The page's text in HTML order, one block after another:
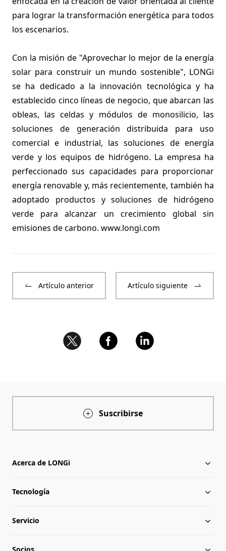
para lograr la transformación energética para todos
los escenarios.
Con la misión de "Aprovechar lo mejor de la energía
solar para construir un mundo sostenible", LONGi
se ha dedicado a la innovación tecnológica y ha
establecido cinco líneas de negocio, que abarcan las
obleas, las celdas y módulos de monosilicio, las
soluciones de generación distribuida para uso
comercial e industrial, las soluciones de energía
verde y los equipos de hidrógeno. La empresa ha
perfeccionado sus capacidades para proporcionar
energía renovable y, más recientemente, también ha
adoptado productos y soluciones de hidrógeno
verde para alcanzar un crecimiento global sin
emisiones de carbono. www.longi.com
Artículo anterior Artículo siguiente
Suscribirse
Acerca de LONGi
Acerca de LONGi
Hitos
Tecnología
Novedades
Servicio